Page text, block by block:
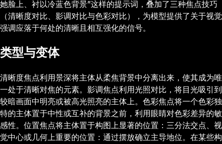
她脸上、衬以冷蓝色背景”这样的提示词，叠加了三种焦点技巧
（清晰度对比、影调对比与色彩对比），为模型提供了关于视觉
强调应落于何处的清晰且相互强化的信号。
类型与变体
清晰度焦点利用景深将主体从柔焦背景中分离出来，使其成为唯
一处于清晰对焦的元素。影调焦点利用光照对比，将目光吸引到
较暗画面中明亮或被高光照亮的主体上。色彩焦点将一个色彩独
特的主体置于中性或互补的背景之前，利用眼睛对色彩差异的敏
感性。位置焦点将主体置于构图上显著的位置：三分法交点、视
觉中心或几何上重要的位置：通过摆放确立主导地位。在某些构